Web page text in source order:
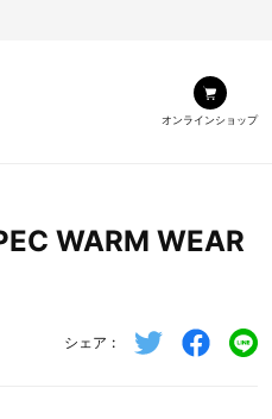
オンラインショップ
WARM WEAR
シェア